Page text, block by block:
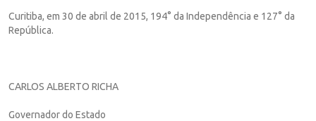
Curitiba, em 30 de abril de 2015, 194° da Independência e 127° da
República.
CARLOS ALBERTO RICHA
Governador do Estado